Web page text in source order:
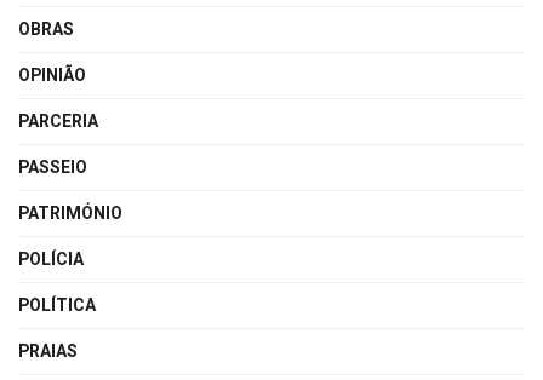
OBRAS
OPINIÃO
PARCERIA
PASSEIO
PATRIMÓNIO
POLÍCIA
POLÍTICA
PRAIAS